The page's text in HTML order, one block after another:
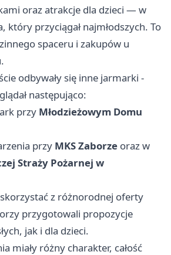
oraz atrakcje dla dzieci — w
który przyciągał najmłodszych. To
spaceru i zakupów u
odbywały się inne jarmarki -
następująco:
przy Młodzieżowym Domu
przy MKS Zaborze oraz w
Straży Pożarnej w
z różnorodnej oferty
przygotowali propozycje
jak i dla dzieci.
miały różny charakter, całość